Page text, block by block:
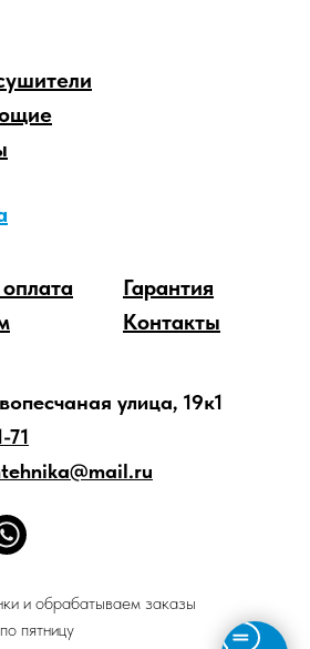
Гарантия
Контакты
улица, 19к1
71
и обрабатываем заказы
пятницу